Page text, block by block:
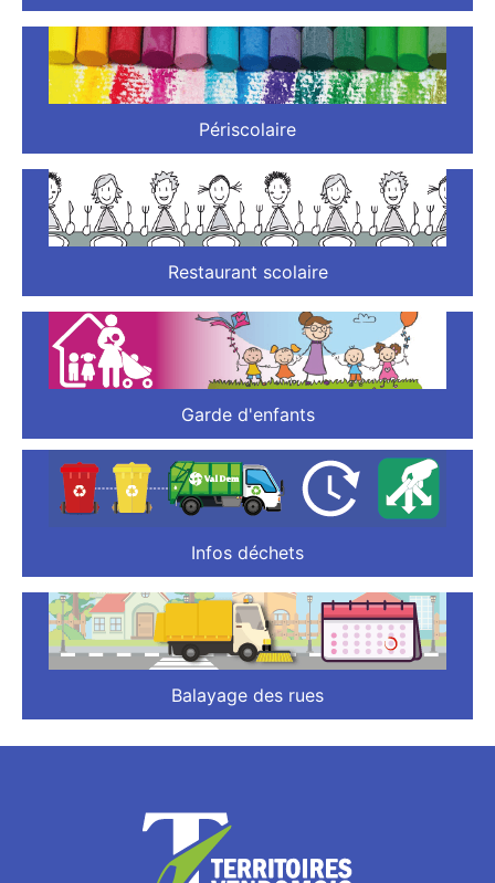
Périscolaire
Restaurant scolaire
Garde d'enfants
Infos déchets
Balayage des rues